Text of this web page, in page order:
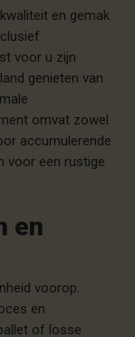
en gemak
voor u zijn
genieten van
omvat zowel
accumulerende
voor een rustige
en
voorop.
en
of losse